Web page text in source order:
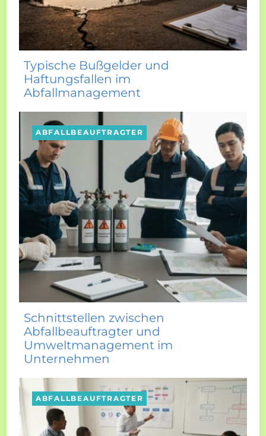
Typische Bußgelder und
Haftungsfallen im
Abfallmanagement
ABFALLBEAUFTRAGTER
Schnittstellen zwischen
Abfallbeauftragter und
Umweltmanagement im
Unternehmen
ABFALLBEAUFTRAGTER